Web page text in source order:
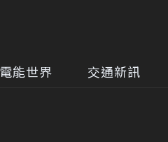
電能世界 交通新訊